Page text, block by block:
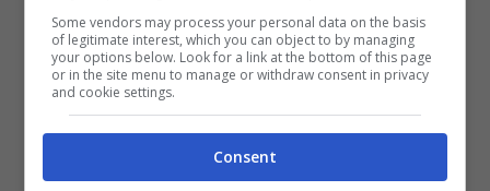
sedersi su una panchina prestigiosa. Nelle
ultime settimane è stato accostato alle big
italiane, come Milan e Napoli, in caso di
addio di Antonio Conte.Max Allegri non ha
intenzione di correre dopo un nuovo anno
Some vendors may process your personal data on the basis
of legitimate interest, which you can object to by managing
your options below. Look for a link at the bottom of this page
or in the site menu to manage or withdraw consent in privacy
and cookie settings.
Consent